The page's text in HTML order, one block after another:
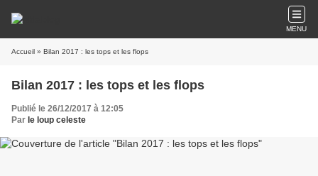
MENU
Accueil » Bilan 2017 : les tops et les flops
Bilan 2017 : les tops et les flops
Publié le 26/12/2017 à 12:05
Par le loup celeste